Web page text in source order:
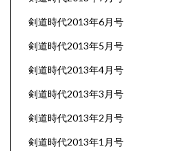
剣道時代2013年6月号
剣道時代2013年5月号
剣道時代2013年4月号
剣道時代2013年3月号
剣道時代2013年2月号
剣道時代2013年1月号